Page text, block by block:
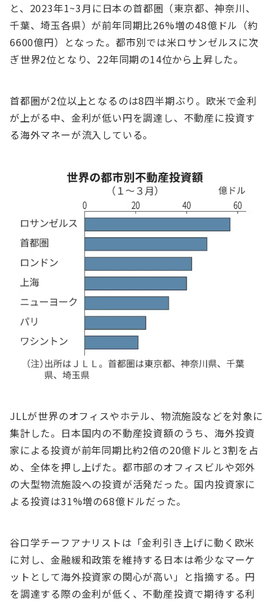
と、2023年1~3⽉に⽇本の⾸都圏（東京都、神奈川、
千葉、埼⽟各県）が前年同期⽐26%増の48億ドル（約
6600億円）となった。都市別では⽶ロサンゼルスに次
ぎ世界2位となり、22年同期の14位から上昇した。
⾸都圏が2位以上となるのは8四半期ぶり。欧⽶で⾦利
が上がる中、⾦利が低い円を調達し、不動産に投資す
る海外マネーが流⼊している。
JLLが世界のオフィスやホテル、物流施設などを対象に
集計した。⽇本国内の不動産投資額のうち、海外投資
家による投資が前年同期⽐約2倍の20億ドルと3割を占
め、全体を押し上げた。都市部のオフィスビルや郊外
の⼤型物流施設への投資が活発だった。国内投資家に
よる投資は31%増の68億ドルだった。
⾕⼝学チーフアナリストは「⾦利引き上げに動く欧⽶
に対し、⾦融緩和政策を維持する⽇本は希少なマーケ
ットとして海外投資家の関⼼が⾼い」と指摘する。円
を調達する際の⾦利が低く、不動産投資で期待する利